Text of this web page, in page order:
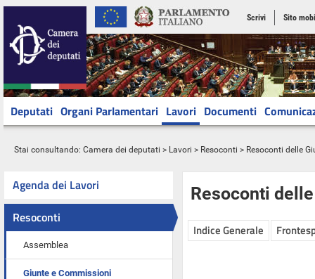
Scrivi Sito
Deputati Organi Parlamentari Lavori Documenti
Stai consultando: Camera dei deputati > Lavori > Resoconti > Resoconti delle
Agenda dei Lavori
Resoconti
Assemblea
Giunte e Commissioni
Resoconti
Indice Generale